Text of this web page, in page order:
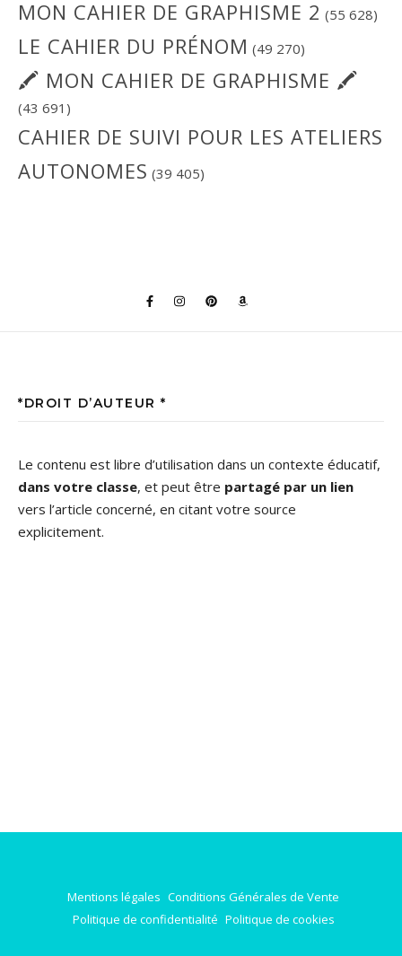
MON CAHIER DE GRAPHISME 2 (55 628)
LE CAHIER DU PRÉNOM (49 270)
🖍 MON CAHIER DE GRAPHISME 🖍
(43 691)
CAHIER DE SUIVI POUR LES ATELIERS
AUTONOMES (39 405)
*DROIT D’AUTEUR *
Le contenu est libre d’utilisation dans un contexte éducatif,
dans votre classe, et peut être partagé par un lien
vers l’article concerné, en citant votre source
explicitement.
Mentions légales Conditions Générales de Vente
Politique de confidentialité Politique de cookies